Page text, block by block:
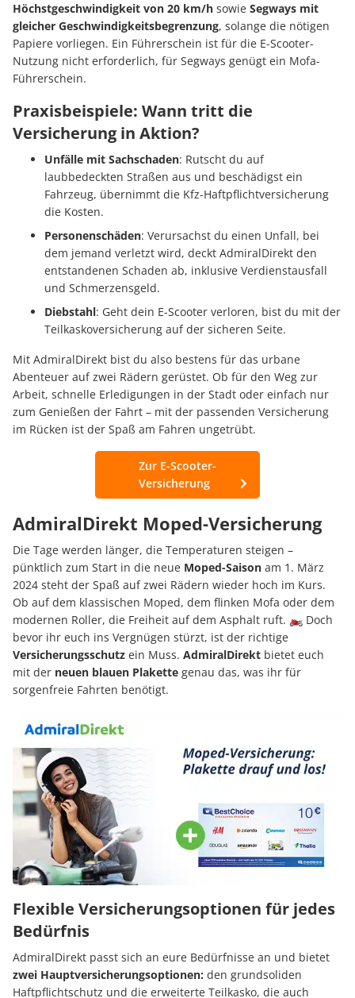
Höchstgeschwindigkeit von 20 km/h sowie Segways mit
gleicher Geschwindigkeitsbegrenzung, solange die nötigen
Papiere vorliegen. Ein Führerschein ist für die E-Scooter-
Nutzung nicht erforderlich, für Segways genügt ein Mofa-
Führerschein.
Praxisbeispiele: Wann tritt die
Versicherung in Aktion?
Unfälle mit Sachschaden: Rutscht du auf
laubbedeckten Straßen aus und beschädigst ein
Fahrzeug, übernimmt die Kfz-Haftpflichtversicherung
die Kosten.
Personenschäden: Verursachst du einen Unfall, bei
dem jemand verletzt wird, deckt AdmiralDirekt den
entstandenen Schaden ab, inklusive Verdienstausfall
und Schmerzensgeld.
Diebstahl: Geht dein E-Scooter verloren, bist du mit der
Teilkaskoversicherung auf der sicheren Seite.
Mit AdmiralDirekt bist du also bestens für das urbane
Abenteuer auf zwei Rädern gerüstet. Ob für den Weg zur
Arbeit, schnelle Erledigungen in der Stadt oder einfach nur
zum Genießen der Fahrt – mit der passenden Versicherung
im Rücken ist der Spaß am Fahren ungetrübt.
Zur E-Scooter-
Versicherung
AdmiralDirekt Moped-Versicherung
Die Tage werden länger, die Temperaturen steigen –
pünktlich zum Start in die neue Moped-Saison am 1. März
2024 steht der Spaß auf zwei Rädern wieder hoch im Kurs.
Ob auf dem klassischen Moped, dem flinken Mofa oder dem
modernen Roller, die Freiheit auf dem Asphalt ruft. 🏍 Doch
bevor ihr euch ins Vergnügen stürzt, ist der richtige
Versicherungsschutz ein Muss. AdmiralDirekt bietet euch
mit der neuen blauen Plakette genau das, was ihr für
sorgenfreie Fahrten benötigt.
Flexible Versicherungsoptionen für jedes
Bedürfnis
AdmiralDirekt passt sich an eure Bedürfnisse an und bietet
zwei Hauptversicherungsoptionen: den grundsoliden
Haftpflichtschutz und die erweiterte Teilkasko, die auch